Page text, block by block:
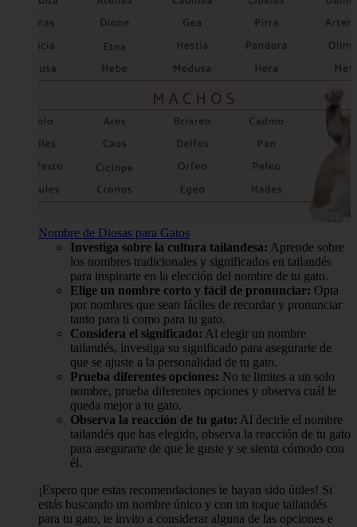
Nombre de Diosas para Gatos
Investiga sobre la cultura tailandesa: Aprende sobre
los nombres tradicionales y significados en tailandés
para inspirarte en la elección del nombre de tu gato.
Elige un nombre corto y fácil de pronunciar: Opta
por nombres que sean fáciles de recordar y pronunciar
tanto para ti como para tu gato.
Considera el significado: Al elegir un nombre
tailandés, investiga su significado para asegurarte de
que se ajuste a la personalidad de tu gato.
Prueba diferentes opciones: No te limites a un solo
nombre, prueba diferentes opciones y observa cuál le
queda mejor a tu gato.
Observa la reacción de tu gato: Al decirle el nombre
tailandés que has elegido, observa la reacción de tu gato
para asegurarte de que le guste y se sienta cómodo con
él.
¡Espero que estas recomendaciones te hayan sido útiles! Si
estás buscando un nombre único y con un toque tailandés
para tu gato, te invito a considerar alguna de las opciones e